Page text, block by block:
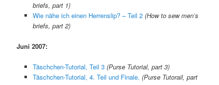
briefs, part 1)
Wie nähe ich einen Herrenslip? – Teil 2 (How to sew men’s
briefs, part 2)
Juni 2007:
Täschchen-Tutorial, Teil 3 (Purse Tutorial, part 3)
Täschchen-Tutorial, 4. Teil und Finale. (Purse Tutorail, part